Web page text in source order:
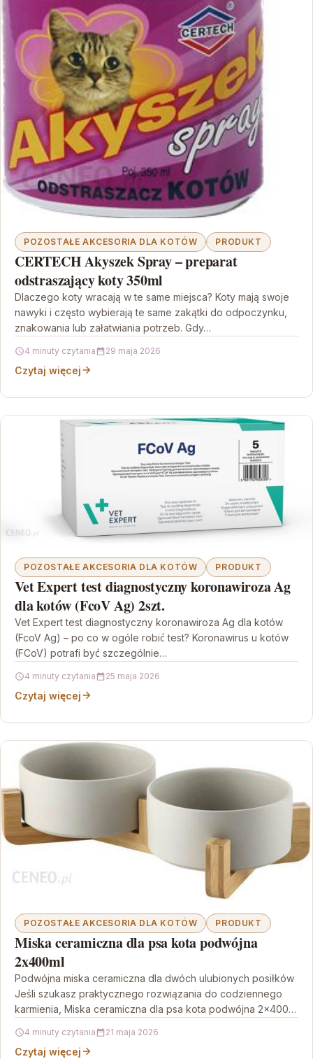
POZOSTAŁE AKCESORIA DLA KOTÓW PRODUKT
CERTECH Akyszek Spray – preparat
odstraszający koty 350ml
Dlaczego koty wracają w te same miejsca? Koty mają swoje
nawyki i często wybierają te same zakątki do odpoczynku,
znakowania lub załatwiania potrzeb. Gdy…
4 minuty czytania 29 maja 2026
Czytaj więcej
POZOSTAŁE AKCESORIA DLA KOTÓW PRODUKT
Vet Expert test diagnostyczny koronawiroza Ag
dla kotów (FcoV Ag) 2szt.
Vet Expert test diagnostyczny koronawiroza Ag dla kotów
(FcoV Ag) – po co w ogóle robić test? Koronawirus u kotów
(FCoV) potrafi być szczególnie…
4 minuty czytania 25 maja 2026
Czytaj więcej
POZOSTAŁE AKCESORIA DLA KOTÓW PRODUKT
Miska ceramiczna dla psa kota podwójna
2x400ml
Podwójna miska ceramiczna dla dwóch ulubionych posiłków
Jeśli szukasz praktycznego rozwiązania do codziennego
karmienia, Miska ceramiczna dla psa kota podwójna 2x400ml
4 minuty czytania 21 maja 2026
Czytaj więcej